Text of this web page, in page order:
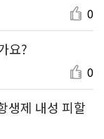
0
요?
0
생제 내성 피할